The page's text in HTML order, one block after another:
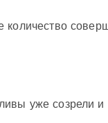
количество
уже созрели